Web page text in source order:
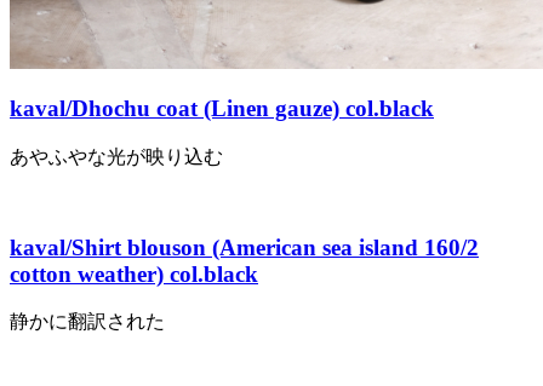
kaval/Dhochu coat (Linen gauze) col.black
あやふやな光が映り込む
kaval/Shirt blouson (American sea island 160/2
cotton weather) col.black
静かに翻訳された